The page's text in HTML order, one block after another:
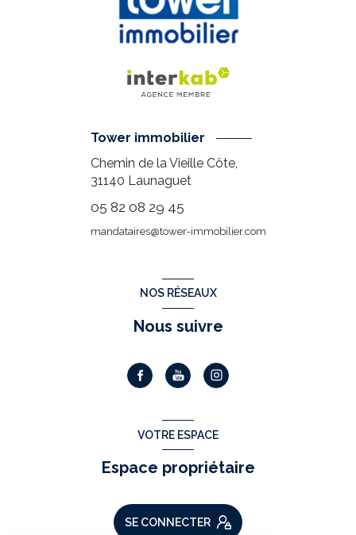
Tower immobilier
Chemin de la Vieille Côte,
31140 Launaguet
05 82 08 29 45
mandataires@tower-immobilier.com
NOS RÉSEAUX
Nous suivre
VOTRE ESPACE
Espace propriétaire
SE CONNECTER